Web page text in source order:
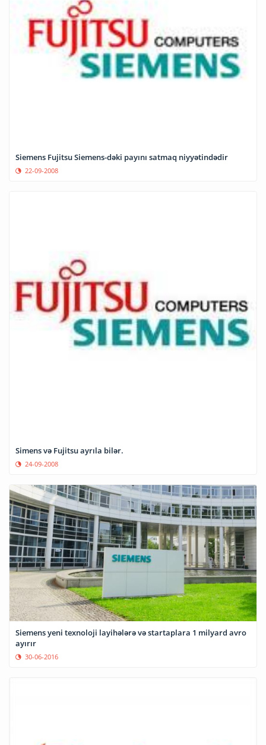
Siemens Fujitsu Siemens-dəki payını satmaq niyyətindədir
22-09-2008
Simens və Fujitsu ayrıla bilər.
24-09-2008
Siemens yeni texnoloji layihələrə və startaplara 1 milyard avro
ayırır
30-06-2016